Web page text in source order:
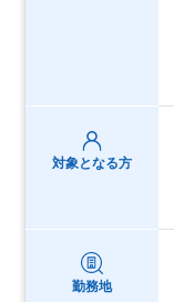
対象となる方
勤務地